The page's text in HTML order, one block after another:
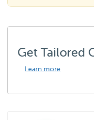
Get Tailored
Learn more